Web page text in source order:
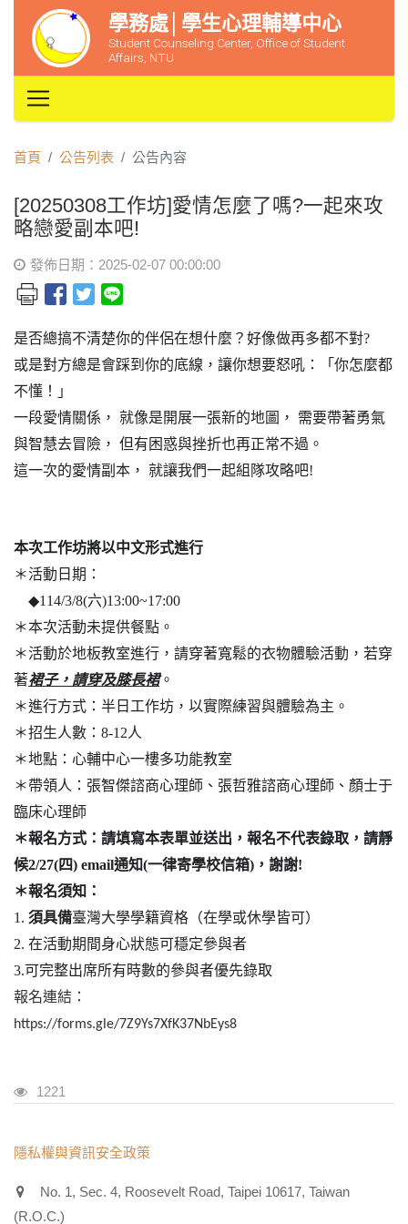
學務處│學生心理輔導中心
Student Counseling Center, Office of Student
Affairs, NTU
首頁 公告列表 公告內容
[20250308工作坊]愛情怎麼了嗎?一起來攻
略戀愛副本吧!
發佈日期：2025-02-07 00:00:00
是否總搞不清楚你的伴侶在想什麼？好像做再多都不對?
或是對方總是會踩到你的底線，讓你想要怒吼：「你怎麼都
不懂！」
一段愛情關係， 就像是開展一張新的地圖，
需要帶著勇氣
與智慧去冒險， 但有困惑與挫折也再正常不過。
這一次的愛情副本， 就讓我們一起組隊攻略吧!
本次工作坊將以中文形式進行
＊活動日期：
◆114/3/8(六)13:00~17:00
＊本次活動未提供餐點。
＊活動於地板教室進行，請穿著寬鬆的衣物體驗活動，若穿
著裙子，請穿及膝長裙。
＊進行方式：半日工作坊，以實際練習與體驗為主。
＊招生人數： 8-12人
＊地點：心輔中心一樓多功能教室
＊帶領人：張智傑諮商心理師、張哲雅諮商心理師、顏士于
臨床心理師
＊報名方式：請填寫本表單並送出，報名不代表錄取，請靜
候2/27(四) email通知(一律寄學校信箱) ，謝謝!
＊報名須知：
1. 須具備臺灣大學學籍資格（在學或休學皆可）
2. 在活動期間身心狀態可穩定參與者
3.可完整出席所有時數的參與者優先錄取
報名連結：
https://forms.gle/7Z9Ys7XfK37NbEys8
瀏覽人次
1221
:::
隱私權與資訊安全政策
No. 1, Sec. 4, Roosevelt Road, Taipei 10617, Taiwan
(R.O.C.)